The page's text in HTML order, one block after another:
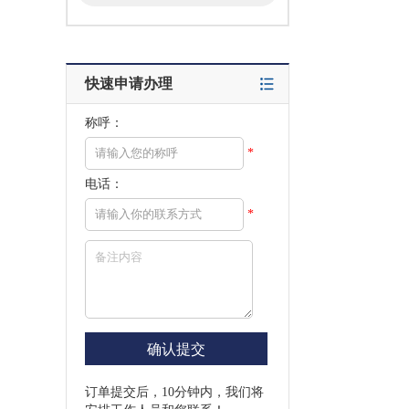
快速申请办理
称呼：
*
电话：
*
订单提交后，10分钟内，我们将